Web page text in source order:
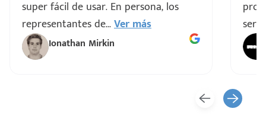
super fácil de usar. En persona, los
representantes de...Ver más
Ionathan Mirkin